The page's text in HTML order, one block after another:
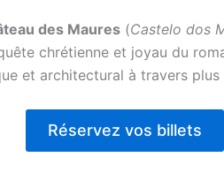
des Maures (Castelo dos
chrétienne et joyau du
et architectural à travers
Réservez vos billets